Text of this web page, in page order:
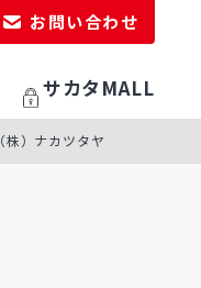
お問い合わせ
サカタMALL
（株）ナカツタヤ